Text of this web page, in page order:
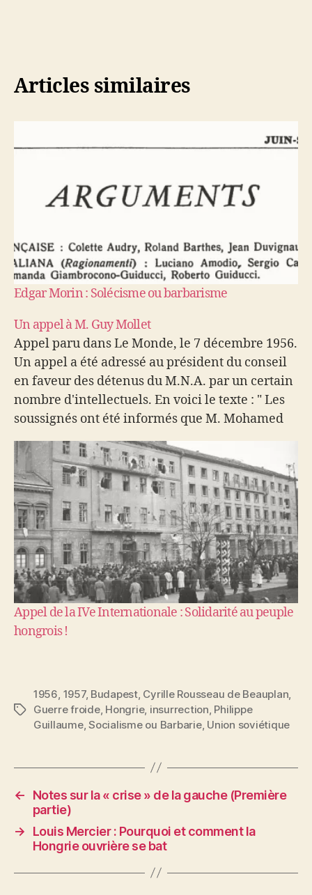
Articles similaires
Edgar Morin : Solécisme ou barbarisme
Un appel à M. Guy Mollet
Appel paru dans Le Monde, le 7 décembre 1956.
Un appel a été adressé au président du conseil
en faveur des détenus du M.N.A. par un certain
nombre d'intellectuels. En voici le texte : " Les
soussignés ont été informés que M. Mohamed
Maroc, responsable politique du M.N.A., ainsi
qu'une…
Appel de la IVe Internationale : Solidarité au peuple
hongrois !
Étiquettes
1956 1957, Budapest, Cyrille Rousseau de Beauplan
Guerre froide, Hongrie, insurrection Philippe
Guillaume,Socialisme ou Barbarie, Union soviétique
←
Notes sur la « crise » de la gauche (Première
partie)
→
Louis Mercier : Pourquoi et comment la
Hongrie ouvrière se bat